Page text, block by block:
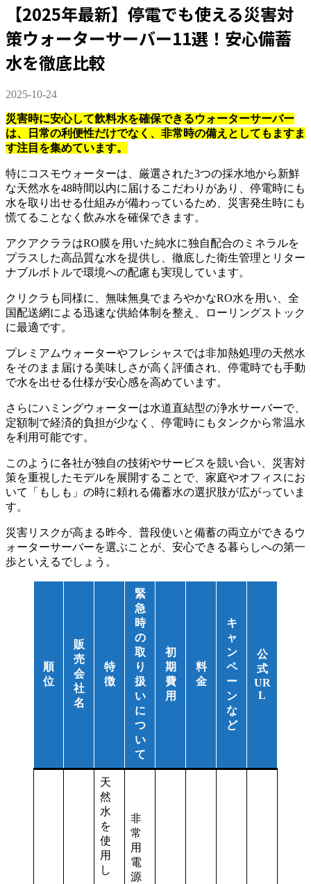
【2025年最新】停電でも使える災害対
策ウォーターサーバー11選！安心備蓄
水を徹底比較
2025-10-24
災害時に安心して飲料水を確保できるウォーターサーバー
は、日常の利便性だけでなく、 非常時の備えとしてもますま
す注目を集めています。
特にコスモウォーターは、厳選された3つの採水地から新鮮
な天然水を48時間以内に届けるこだわりがあり、停電時にも
水を取り出せる仕組みが備わっているため、災害発生時にも
慌てることなく飲み水を確保できます。
アクアクララはRO膜を用いた純水に独自配合のミネラルを
プラスした高品質な水を提供し、徹底した衛生管理とリター
ナブルボトルで環境への配慮も実現しています。
クリクラも同様に、無味無臭でまろやかなRO水を用い、全
国配送網による迅速な供給体制を整え、ローリングストック
に最適です。
プレミアムウォーターやフレシャスでは非加熱処理の天然水
をそのまま届ける美味しさが高く評価され、停電時でも手動
で水を出せる仕様が安心感を高めています。
さらにハミングウォーターは水道直結型の浄水サーバーで、
定額制で経済的負担が少なく、停電時にもタンクから常温水
を利用可能です。
このように各社が独自の技術やサービスを競い合い、災害対
策を重視したモデルを展開することで、家庭やオフィスにお
いて「もしも」の時に頼れる備蓄水の選択肢が広がっていま
す。
災害リスクが高まる昨今、普段使いと備蓄の両立ができるウ
ォーターサーバーを選ぶことが、安心できる暮らしへの第一
歩といえるでしょう。
順
位
販
売
会
社
名
特
徴
緊
急
時
の
取
り
扱
い
に
つ
い
て
初
期
費
用
料
金
キ
ャ
ン
ペ
ー
ン
な
ど
公
式
UR
L
天
然
水
を
使
用
し
非
常
用
電
源